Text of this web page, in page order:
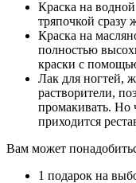
Краска на
тряпочкой сразу
Краска на
полностью
краски с
Лак для ногтей,
растворители,
промакивать. Но
приходится
Вам может
1 подарок на